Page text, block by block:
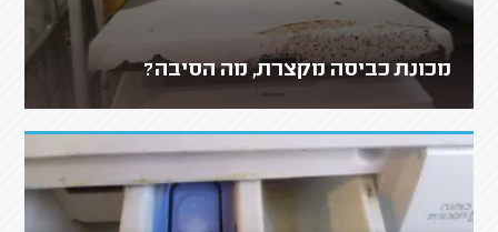
מכונת כביסה מקצרת, מה הסיבה?